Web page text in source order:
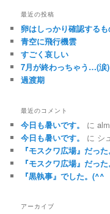
最近の投稿
卵はしっかり確認するも
青空に飛行機雲
すごく哀しい
7月が終わっちゃう…(涙)
過渡期
最近のコメント
今日も暑いです。 に
今日も暑いです。
に シ
『モスクワ広場』だった
『モスクワ広場』だった
『黒執事』でした。(^^ゞ
アーカイブ